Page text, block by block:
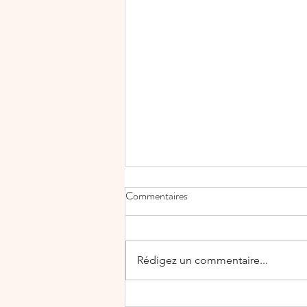
✨ Découvrez la magie de
Commentaires
Rédigez un commentaire...